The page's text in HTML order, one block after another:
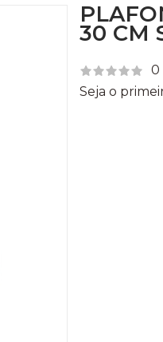
30 CM
0
Seja o